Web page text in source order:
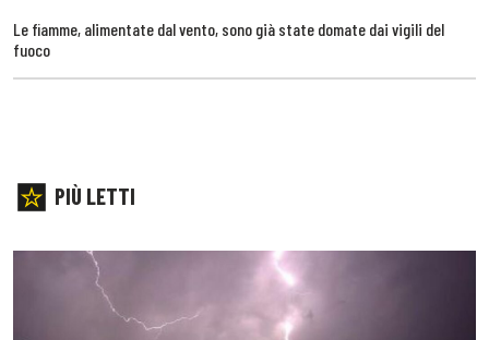
Le fiamme, alimentate dal vento, sono già state domate dai vigili del
fuoco
PIÙ LETTI